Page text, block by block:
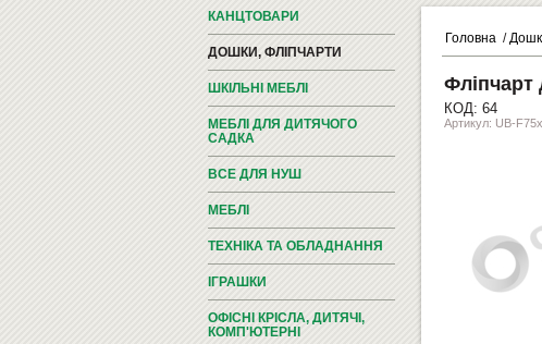
КАНЦТОВАРИ
ДОШКИ, ФЛІПЧАРТИ
ШКІЛЬНІ МЕБЛІ
МЕБЛІ ДЛЯ ДИТЯЧОГО
САДКА
ВСЕ ДЛЯ НУШ
МЕБЛІ
ТЕХНІКА ТА ОБЛАДНАННЯ
ІГРАШКИ
ОФІСНІ КРІСЛА, ДИТЯЧІ,
КОМП'ЮТЕРНІ
Головна /
Фліпчарт
КОД: 64
Артикул: UB-